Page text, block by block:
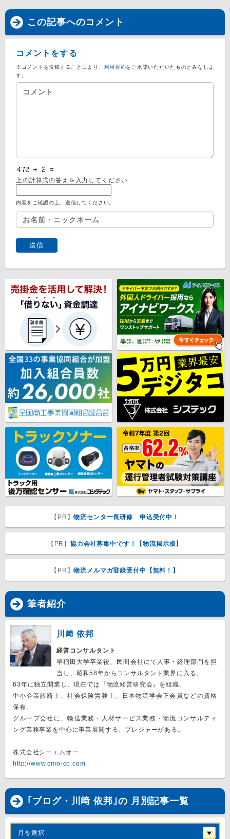
この記事へのコメント
コメントをする
※コメントを投稿することにより、 利用規約をご承諾いただいたものとみなしま
す。
上の計算式の答えを入力してください
内容をご確認の上、送信してください。
【PR】物流センター長研修 申込受付中！
【PR】協力会社募集中です！【物流掲示板】
【PR】物流メルマガ登録受付中【無料！】
筆者紹介
川﨑 依邦
経営コンサルタント
早稲田大学卒業後、民間会社にて人事・経理部門を担
当し、昭和58年からコンサルタント業界に入る。
63年に独立開業し、現在では『物流経営研究会』を組織。
中小企業診断士、社会保険労務士、日本物流学会正会員などの資格
保有。
グループ会社に、輸送業務・人材サービス業務・物流コンサルティ
ング業務事業を中心に事業展開する、プレジャーがある。
株式会社シーエムオー
http://www.cmo-co.com
｢ブログ・川﨑 依邦｣の 月別記事一覧
月を選択